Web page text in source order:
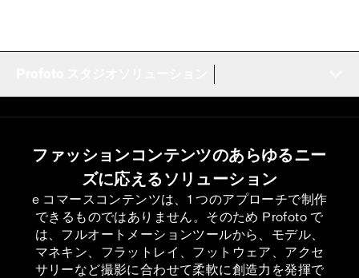
ファッションコンテンツのあらゆるニー
ズに応えるソリューション
e コマースコンテンツは、1 つのアプローチで制作
できるものではありません。そのため Profoto で
は、フルオートメーションツールから、モデル、
マネキン、フラットレイ、フットウェア、アクセ
サリーなど撮影に合わせて柔軟に創造力を発揮で